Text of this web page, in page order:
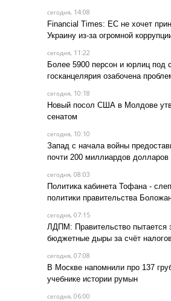
сегодня, 14:08
Financial Times: ЕС не хочет
Украину из-за огромной
сегодня, 11:22
Более 5900 персон и юрлиц под
госканцелярия озабочена
сегодня, 10:18
Новый посол США в Молдове
сенатом
сегодня, 10:10
Запад с начала войны
почти 200 миллиардов долларов
сегодня, 08:03
Политика кабинета Тофана -
политики правительства
сегодня, 07:15
ЛДПМ: Правительство пытается
бюджетные дыры за счёт
сегодня, 07:08
В Москве напомнили про 137
учебнике истории румын
сегодня, 06:00